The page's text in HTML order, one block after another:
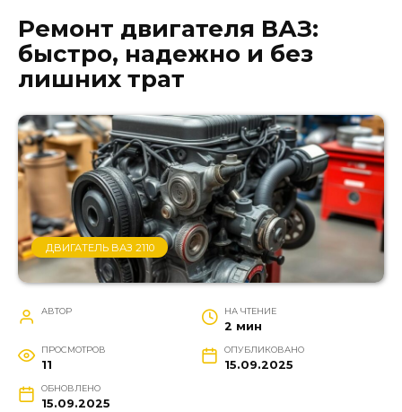
Ремонт двигателя ВАЗ:
быстро, надежно и без
лишних трат
ДВИГАТЕЛЬ ВАЗ 2110
АВТОР НА ЧТЕНИЕ
2 мин
ПРОСМОТРОВ
11
ОПУБЛИКОВАНО
15.09.2025
ОБНОВЛЕНО
15.09.2025